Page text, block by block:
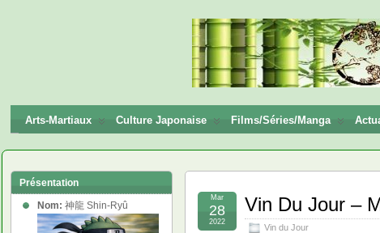
Ryū
Arts-Martiaux Culture Japonaise Films/Séries/Manga
Vin Du Jour –
Vin du Jour
Mar
28
2022
Présentation
Nom: 神龍 Shin-Ryû